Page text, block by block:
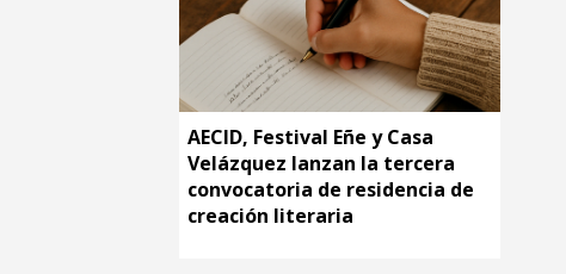
AECID, Festival Eñe y Casa
Velázquez lanzan la tercera
convocatoria de residencia de
creación literaria